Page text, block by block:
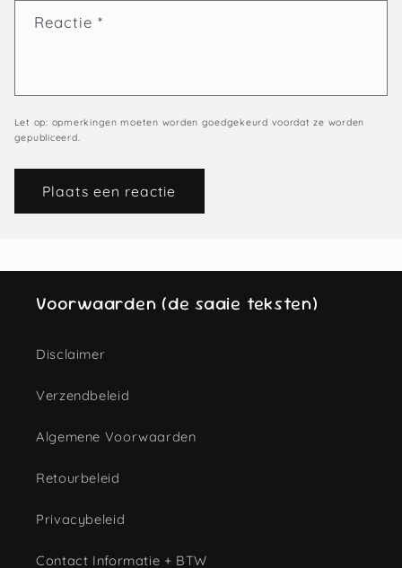
Reactie*
Let op: opmerkingen moeten worden goedgekeurd voordat ze worden
gepubliceerd.
Voorwaarden (de saaie teksten)
Disclaimer
Verzendbeleid
Algemene Voorwaarden
Retourbeleid
Privacybeleid
Contact Informatie + BTW